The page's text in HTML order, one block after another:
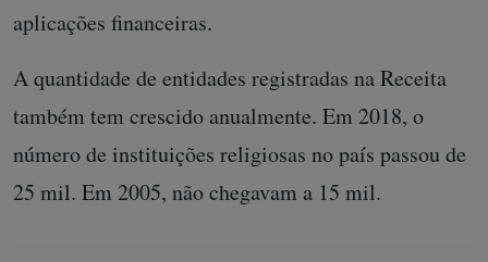
aplicações financeiras.
A quantidade de entidades registradas na Receita
também tem crescido anualmente. Em 2018, o
número de instituições religiosas no país passou de
25 mil. Em 2005, não chegavam a 15 mil.